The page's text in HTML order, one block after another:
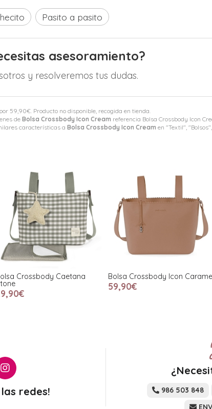
por 59,90€ . Producto no disponible, recogida en tienda.
deBolsa Crossbody Icon Cream referencia Bolsa Crossbody Icon
características a Bolsa Crossbody Icon Cream en "Textil",
Pasito a pasito
asesoramiento?
y resolveremos tus dudas.
Crossbody Caetana Bolsa Crossbody Icon
59,90€
las redes! 986 503 848